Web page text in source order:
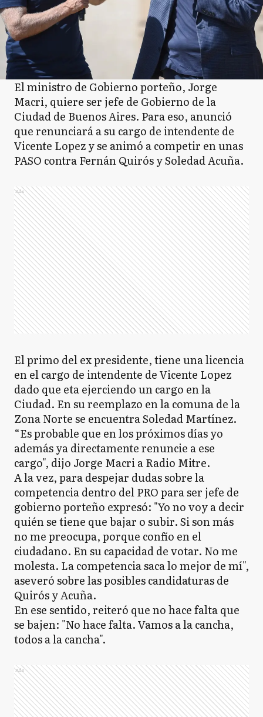
El ministro de Gobierno porteño, Jorge
Macri, quiere ser jefe de Gobierno de la
Ciudad de Buenos Aires. Para eso, anunció
que renunciará a su cargo de intendente de
Vicente Lopez y se animó a competir en unas
PASO contra Fernán Quirós y Soledad Acuña.
Ads
El primo del ex presidente, tiene una licencia
en el cargo de intendente de Vicente Lopez
dado que eta ejerciendo un cargo en la
Ciudad. En su reemplazo en la comuna de la
Zona Norte se encuentra Soledad Martínez.
“Es probable que en los próximos días yo
además ya directamente renuncie a ese
cargo", dijo Jorge Macri a Radio Mitre.
A la vez, para despejar dudas sobre la
competencia dentro del PRO para ser jefe de
gobierno porteño expresó: "Yo no voy a decir
quién se tiene que bajar o subir. Si son más
no me preocupa, porque confío en el
ciudadano. En su capacidad de votar. No me
molesta. La competencia saca lo mejor de mí",
aseveró sobre las posibles candidaturas de
Quirós y Acuña.
En ese sentido, reiteró que no hace falta que
se bajen: "No hace falta. Vamos a la cancha,
todos a la cancha".
Ads